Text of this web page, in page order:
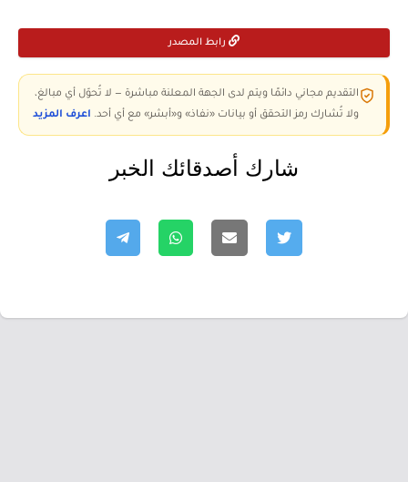
رابط المصدر
التقديم مجاني دائمًا ويتم لدى الجهة المعلنة مباشرة — لا تُحوّل أي مبالغ،
ولا تُشارك رمز التحقق أو بيانات «نفاذ» و«أبشر» مع أي أحد. اعرف المزيد
شارك أصدقائك الخبر